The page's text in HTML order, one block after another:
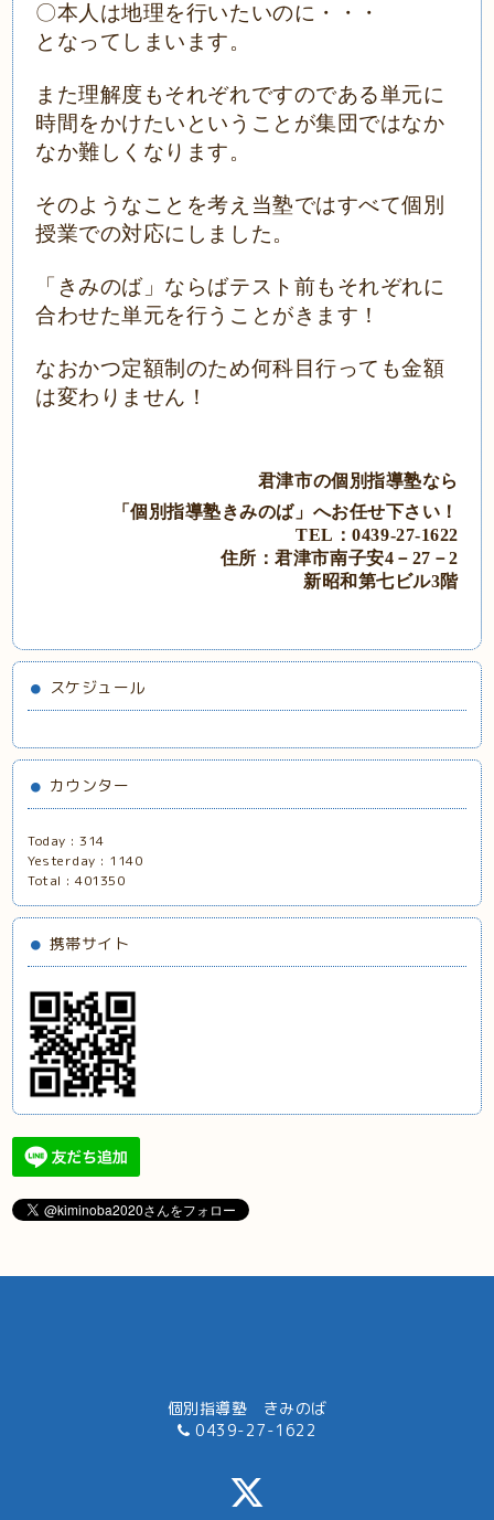
〇本人は地理を行いたいのに・・・
となってしまいます。
また理解度もそれぞれですのである単元に
時間をかけたいということが集団ではなか
なか難しくなります。
そのようなことを考え当塾ではすべて個別
授業での対応にしました。
「きみのば」ならばテスト前もそれぞれに
合わせた単元を行うことがきます！
なおかつ定額制のため何科目行っても金額
は変わりません！
君津市の個別指導塾なら
「個別指導塾きみのば」へお任せ下さい！
TEL：0439‐27‐1622
住所：君津市南子安4－27－2
新昭和第七ビル3階
スケジュール
カウンター
Today :314
Yesterday : 1140
Total :401350
携帯サイト
個別指導塾 きみのば
0439-27-1622